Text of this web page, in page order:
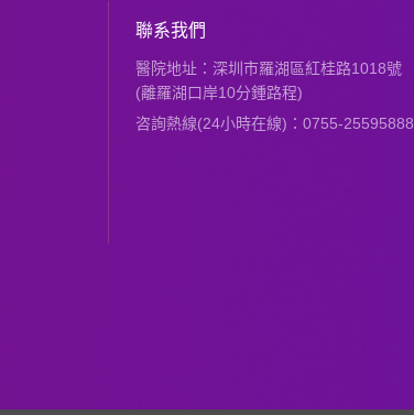
聯系我們
醫院地址：深圳市羅湖區紅桂路1018號
(離羅湖口岸10分鍾路程)
咨詢熱線(24小時在線)：0755-25595888